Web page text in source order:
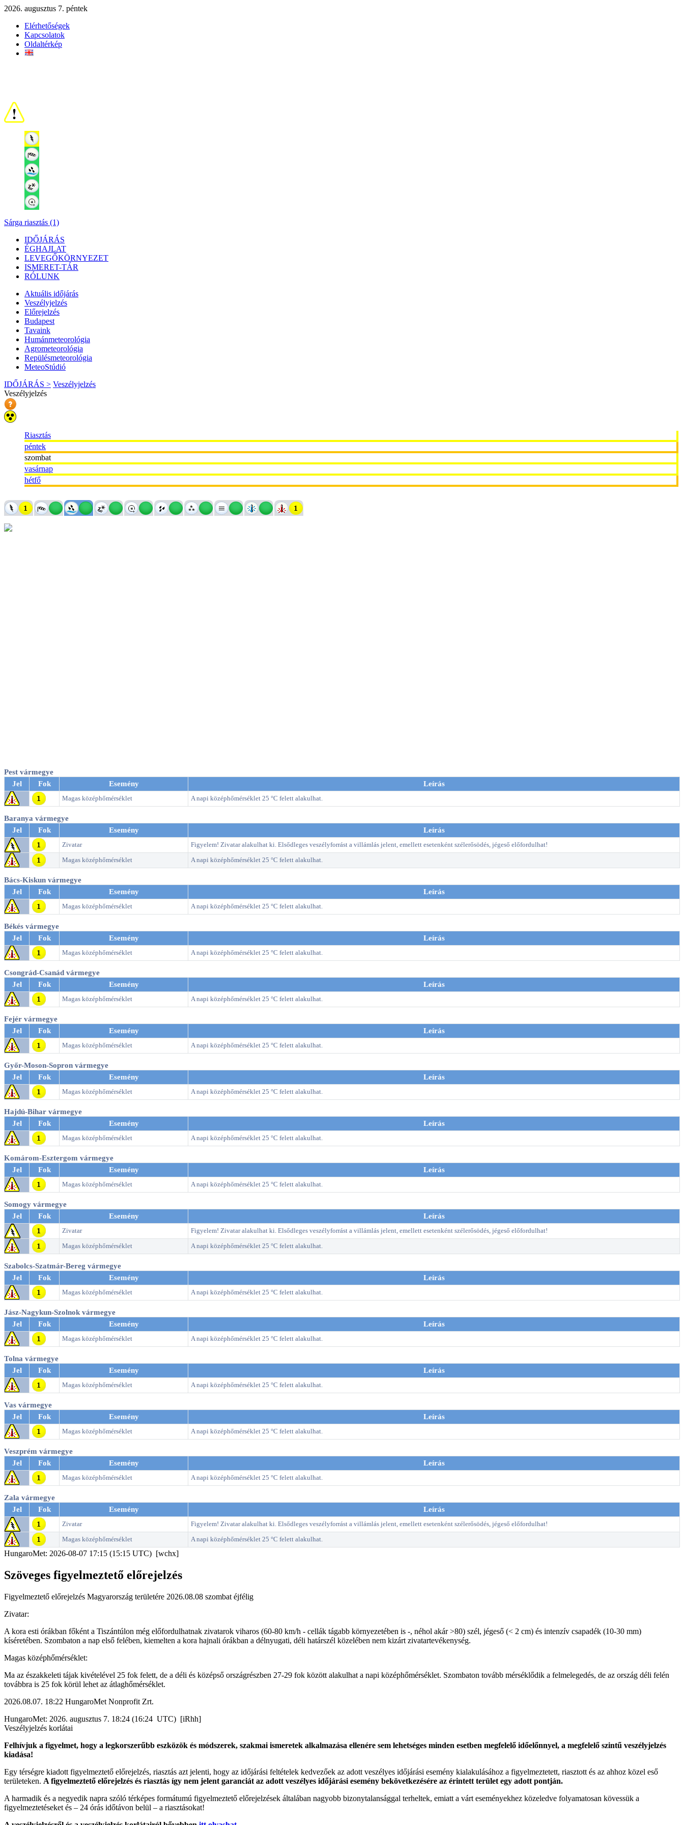
2026. augusztus 7. péntek
Elérhetőségek
Kapcsolatok
Oldaltérkép
Sárga riasztás (1)
IDŐJÁRÁS
ÉGHAJLAT
LEVEGŐKÖRNYEZET
ISMERET-TÁR
RÓLUNK
Aktuális időjárás
Veszélyjelzés
Előrejelzés
Budapest
Tavaink
Humánmeteorológia
Agrometeorológia
Repülésmeteorológia
MeteoStúdió
IDŐJÁRÁS > Veszélyjelzés
Veszélyjelzés
Riasztás
péntek
szombat
vasárnap
hétfő
Pest vármegye
Jel
Fok Esemény Leírás
Magas középhőmérséklet A napi középhőmérséklet 25 °C felett alakulhat.
Baranya vármegye
Jel
Fok Esemény Leírás
Zivatar
Figyelem! Zivatar alakulhat ki. Elsődleges veszélyforrást a villámlás jelent, emellett esetenként szélerősödés, jégeső előfordulhat!
Magas középhőmérséklet
A napi középhőmérséklet 25 °C felett alakulhat.
Bács-Kiskun vármegye
Jel
Fok Esemény Leírás
Magas középhőmérséklet A napi középhőmérséklet 25 °C felett alakulhat.
Békés vármegye
Jel
Fok Esemény Leírás
Magas középhőmérséklet A napi középhőmérséklet 25 °C felett alakulhat.
Csongrád-Csanád vármegye
Jel
Fok Esemény Leírás
Magas középhőmérséklet A napi középhőmérséklet 25 °C felett alakulhat.
Fejér vármegye
Jel
Fok Esemény Leírás
Magas középhőmérséklet A napi középhőmérséklet 25 °C felett alakulhat.
Győr-Moson-Sopron vármegye
Jel
Fok Esemény Leírás
Magas középhőmérséklet A napi középhőmérséklet 25 °C felett alakulhat.
Hajdú-Bihar vármegye
Jel
Fok Esemény Leírás
Magas középhőmérséklet A napi középhőmérséklet 25 °C felett alakulhat.
Komárom-Esztergom vármegye
Jel
Fok Esemény Leírás
Magas középhőmérséklet A napi középhőmérséklet 25 °C felett alakulhat.
Somogy vármegye
Jel
Fok Esemény Leírás
Zivatar
Figyelem! Zivatar alakulhat ki. Elsődleges veszélyforrást a villámlás jelent, emellett esetenként szélerősödés, jégeső előfordulhat!
Magas középhőmérséklet
A napi középhőmérséklet 25 °C felett alakulhat.
Szabolcs-Szatmár-Bereg vármegye
Jel
Fok Esemény Leírás
Magas középhőmérséklet A napi középhőmérséklet 25 °C felett alakulhat.
Jász-Nagykun-Szolnok vármegye
Jel
Fok Esemény Leírás
Magas középhőmérséklet A napi középhőmérséklet 25 °C felett alakulhat.
Tolna vármegye
Jel
Fok Esemény Leírás
Magas középhőmérséklet A napi középhőmérséklet 25 °C felett alakulhat.
Vas vármegye
Jel
Fok Esemény Leírás
Magas középhőmérséklet A napi középhőmérséklet 25 °C felett alakulhat.
Veszprém vármegye
Jel
Fok Esemény Leírás
Magas középhőmérséklet A napi középhőmérséklet 25 °C felett alakulhat.
Zala vármegye
Jel
Fok Esemény Leírás
Zivatar
Figyelem! Zivatar alakulhat ki. Elsődleges veszélyforrást a villámlás jelent, emellett esetenként szélerősödés, jégeső előfordulhat!
Magas középhőmérséklet
A napi középhőmérséklet 25 °C felett alakulhat.
HungaroMet: 2026-08-07 17:15 (15:15 UTC) [wchx]
Szöveges figyelmeztető előrejelzés
Figyelmeztető előrejelzés Magyarország területére 2026.08.08 szombat éjfélig
Zivatar:
A kora esti órákban főként a Tiszántúlon még előfordulhatnak zivatarok viharos (60-80 km/h - cellák tágabb környezetében is -, néhol akár >80) szél, jégeső (< 2 cm) és intenzív csapadék (10-30 mm)
kíséretében. Szombaton a nap első felében, kiemelten a kora hajnali órákban a délnyugati, déli határszél közelében nem kizárt zivatartevékenység.
Magas középhőmérséklet:
Ma az északkeleti tájak kivételével 25 fok felett, de a déli és középső országrészben 27-29 fok között alakulhat a napi középhőmérséklet. Szombaton tovább mérséklődik a felmelegedés, de az ország déli felén
továbbra is 25 fok körül lehet az átlaghőmérséklet.
2026.08.07. 18:22 HungaroMet Nonprofit Zrt.
HungaroMet: 2026. augusztus 7. 18:24 (16:24 UTC) [iRhh]
Veszélyjelzés korlátai
Felhívjuk a figyelmet, hogy a legkorszerűbb eszközök és módszerek, szakmai ismeretek alkalmazása ellenére sem lehetséges minden esetben megfelelő időelőnnyel, a megfelelő szintű veszélyjelzés
kiadása!
Egy térségre kiadott figyelmeztető előrejelzés, riasztás azt jelenti, hogy az időjárási feltételek kedvezőek az adott veszélyes időjárási esemény kialakulásához a figyelmeztetett, riasztott és az ahhoz közel eső
területeken. A figyelmeztető előrejelzés és riasztás így nem jelent garanciát az adott veszélyes időjárási esemény bekövetkezésére az érintett terület egy adott pontján.
A harmadik és a negyedik napra szóló térképes formátumú figyelmeztető előrejelzések általában nagyobb bizonytalansággal terheltek, emiatt a várt eseményekhez közeledve folyamatosan kövessük a
figyelmeztetéseket és – 24 órás időtávon belül – a riasztásokat!